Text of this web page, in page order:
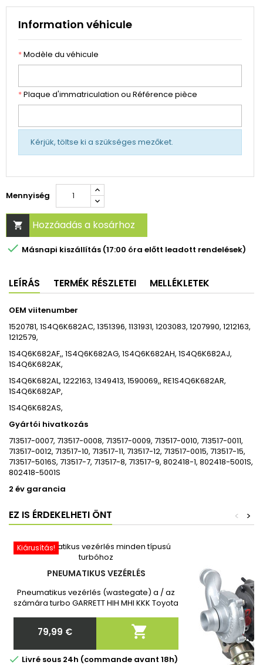
Information véhicule
*Modèle du véhicule
*Plaque d'immatriculation ou Référence pièce
Kérjük, töltse ki a szükséges mezőket.
Mennyiség
 Hozzáadás a kosárhoz
 Másnapi kiszállítás (17:00 óra előtt leadott rendelések)
LEÍRÁS TERMÉK RÉSZLETEI MELLÉKLETEK
OEM viitenumber
1520781, 1S4Q6K682AC, 1351396, 1131931, 1203083, 1207990, 1212163,
1212579,
1S4Q6K682AF,, 1S4Q6K682AG, 1S4Q6K682AH, 1S4Q6K682AJ,
1S4Q6K682AK,
1S4Q6K682AL, 1222163, 1349413, 1590069,, RE1S4Q6K682AR,
1S4Q6K682AP,
1S4Q6K682AS,
Gyártói hivatkozás
713517-0007, 713517-0008, 713517-0009, 713517-0010, 713517-0011,
713517-0012, 713517-10, 713517-11, 713517-12, 713517-0015, 713517-15,
713517-5016S, 713517-7, 713517-8, 713517-9, 802418-1, 802418-5001S,
802418-5001S
2 év garancia
EZ IS ÉRDEKELHETI ÖNT >
<
Kiárusítás!
PNEUMATIKUS VEZÉRLÉS
Pneumatikus vezérlés (wastegate) a / az
számára turbo GARRETT HIH MHI KKK Toyota
Megrendelés után kérjük, adja meg
nekünk a turbó pontos cikkszámát!
Ár
79,99 € 
 Livré sous 24h (commande avant 18h)